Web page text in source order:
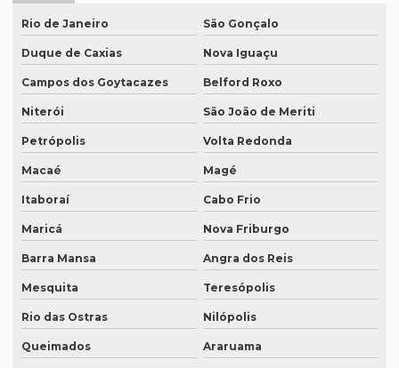
Rio de Janeiro São Gonçalo
Duque de Caxias Nova Iguaçu
Campos dos Goytacazes Belford Roxo
Niterói São João de Meriti
Petrópolis Volta Redonda
Macaé Magé
Itaboraí Cabo Frio
Maricá Nova Friburgo
Barra Mansa Angra dos Reis
Mesquita Teresópolis
Rio das Ostras Nilópolis
Queimados Araruama